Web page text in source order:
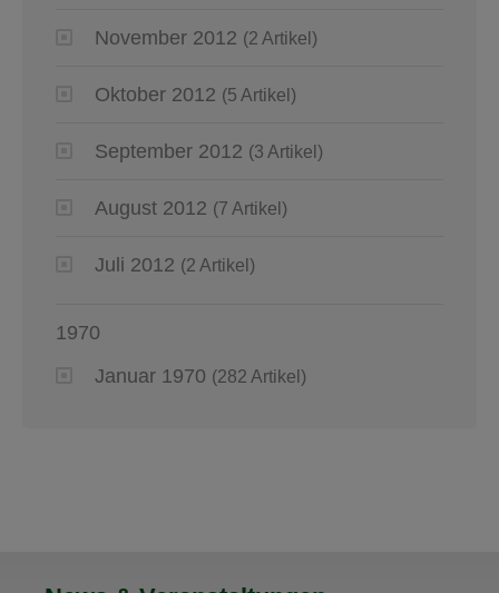
November 2012 (2 Artikel)
Oktober 2012 (5 Artikel)
September 2012 (3 Artikel)
August 2012 (7 Artikel)
Juli 2012 (2 Artikel)
1970
Januar 1970 (282 Artikel)